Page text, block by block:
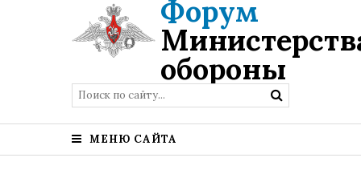
Форум
обороны
МЕНЮ САЙТА